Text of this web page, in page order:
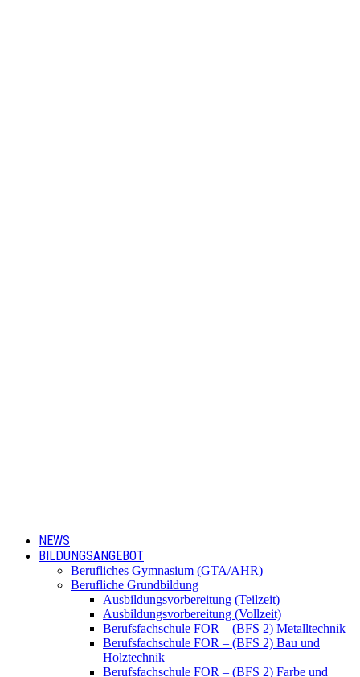
NEWS
BILDUNGSANGEBOT
Berufliches Gymnasium (GTA/AHR)
Berufliche Grundbildung
Ausbildungsvorbereitung (Teilzeit)
Ausbildungsvorbereitung (Vollzeit)
Berufsfachschule FOR – (BFS 2) Metalltechnik
Berufsfachschule FOR – (BFS 2) Bau und
Holztechnik
Berufsfachschule FOR – (BFS 2) Farbe und